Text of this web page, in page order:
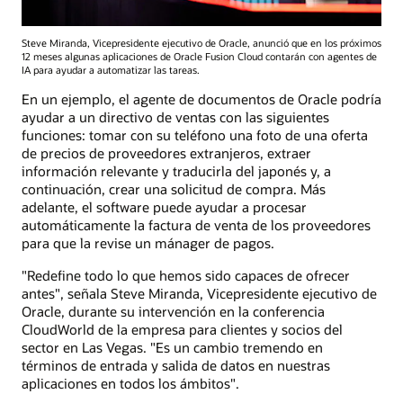
Steve Miranda, Vicepresidente ejecutivo de Oracle, anunció que en los próximos
12 meses algunas aplicaciones de Oracle Fusion Cloud contarán con agentes de
IA para ayudar a automatizar las tareas.
En un ejemplo, el agente de documentos de Oracle podría
ayudar a un directivo de ventas con las siguientes
funciones: tomar con su teléfono una foto de una oferta
de precios de proveedores extranjeros, extraer
información relevante y traducirla del japonés y, a
continuación, crear una solicitud de compra. Más
adelante, el software puede ayudar a procesar
automáticamente la factura de venta de los proveedores
para que la revise un mánager de pagos.
"Redefine todo lo que hemos sido capaces de ofrecer
antes", señala Steve Miranda, Vicepresidente ejecutivo de
Oracle, durante su intervención en la conferencia
CloudWorld de la empresa para clientes y socios del
sector en Las Vegas. "Es un cambio tremendo en
términos de entrada y salida de datos en nuestras
aplicaciones en todos los ámbitos".